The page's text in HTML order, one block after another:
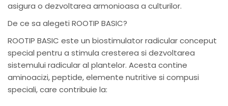
asigura o dezvoltarea armonioasa a culturilor.
De ce sa alegeti ROOTIP BASIC?
ROOTIP BASIC este un biostimulator radicular conceput
special pentru a stimula cresterea si dezvoltarea
sistemului radicular al plantelor. Acesta contine
aminoacizi, peptide, elemente nutritive si compusi
speciali, care contribuie la: